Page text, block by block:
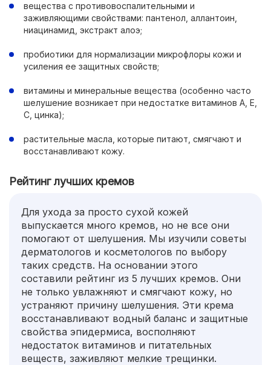
вещества с противовоспалительными и
заживляющими свойствами: пантенол, аллантоин,
ниацинамид, экстракт алоэ;
пробиотики для нормализации микрофлоры кожи и
усиления ее защитных свойств;
витамины и минеральные вещества (особенно часто
шелушение возникает при недостатке витаминов А, Е,
С, цинка);
растительные масла, которые питают, смягчают и
восстанавливают кожу.
Рейтинг лучших кремов
Для ухода за просто сухой кожей
выпускается много кремов, но не все они
помогают от шелушения. Мы изучили советы
дерматологов и косметологов по выбору
таких средств. На основании этого
составили рейтинг из 5 лучших кремов. Они
не только увлажняют и смягчают кожу, но
устраняют причину шелушения. Эти крема
восстанавливают водный баланс и защитные
свойства эпидермиса, восполняют
недостаток витаминов и питательных
веществ, заживляют мелкие трещинки.